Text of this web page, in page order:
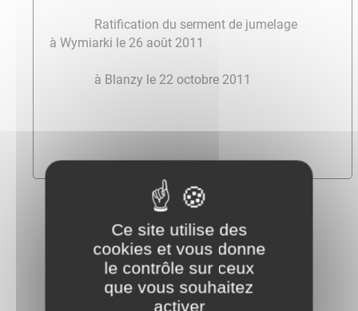
Ratification du serment de jumelage
à Wymiarki le 26 août 2011
à Blanzy le 22 octobre 2011
Ce site utilise des
cookies et vous donne
le contrôle sur ceux
que vous souhaitez
activer